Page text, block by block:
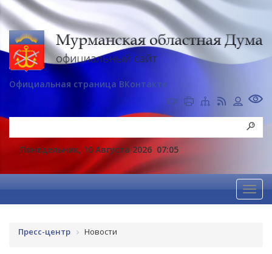
Официальная страница ВКонтакте
Понедельник, 10 Августа 2026 07:05
Пресс-центр Новости